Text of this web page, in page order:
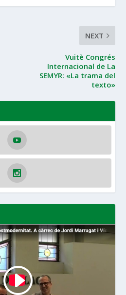
NEXT
Vuitè Congrés
Internacional de La
SEMYR: «La trama del
texto»